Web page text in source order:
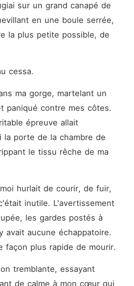
sur un grand canapé de
en une boule serrée,
la plus petite possible, de
cessa.
ma gorge, martelant un
paniqué contre mes côtes.
épreuve allait
la porte de la chambre de
le tissu rêche de ma
hurlait de courir, de fuir,
inutile. L'avertissement
les gardes postés à
avait aucune échappatoire.
façon plus rapide de mourir.
tremblante, essayant
de calme à mon cœur qui